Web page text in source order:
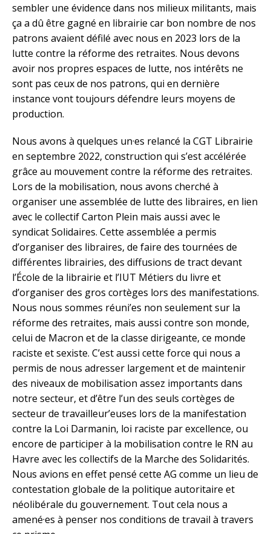
sembler une évidence dans nos milieux militants, mais
ça a dû être gagné en librairie car bon nombre de nos
patrons avaient défilé avec nous en 2023 lors de la
lutte contre la réforme des retraites. Nous devons
avoir nos propres espaces de lutte, nos intérêts ne
sont pas ceux de nos patrons, qui en dernière
instance vont toujours défendre leurs moyens de
production.
Nous avons à quelques un·es relancé la CGT Librairie
en septembre 2022, construction qui s’est accélérée
grâce au mouvement contre la réforme des retraites.
Lors de la mobilisation, nous avons cherché à
organiser une assemblée de lutte des libraires, en lien
avec le collectif Carton Plein mais aussi avec le
syndicat Solidaires. Cette assemblée a permis
d’organiser des libraires, de faire des tournées de
différentes librairies, des diffusions de tract devant
l’École de la librairie et l’IUT Métiers du livre et
d’organiser des gros cortèges lors des manifestations.
Nous nous sommes réuni’es non seulement sur la
réforme des retraites, mais aussi contre son monde,
celui de Macron et de la classe dirigeante, ce monde
raciste et sexiste. C’est aussi cette force qui nous a
permis de nous adresser largement et de maintenir
des niveaux de mobilisation assez importants dans
notre secteur, et d’être l’un des seuls cortèges de
secteur de travailleur’euses lors de la manifestation
contre la Loi Darmanin, loi raciste par excellence, ou
encore de participer à la mobilisation contre le RN au
Havre avec les collectifs de la Marche des Solidarités.
Nous avions en effet pensé cette AG comme un lieu de
contestation globale de la politique autoritaire et
néolibérale du gouvernement. Tout cela nous a
amené·es à penser nos conditions de travail à travers